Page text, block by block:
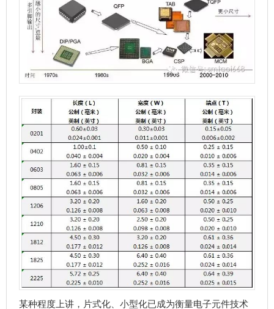
某种程度上讲，片式化、小型化已成为衡量电子元件技术